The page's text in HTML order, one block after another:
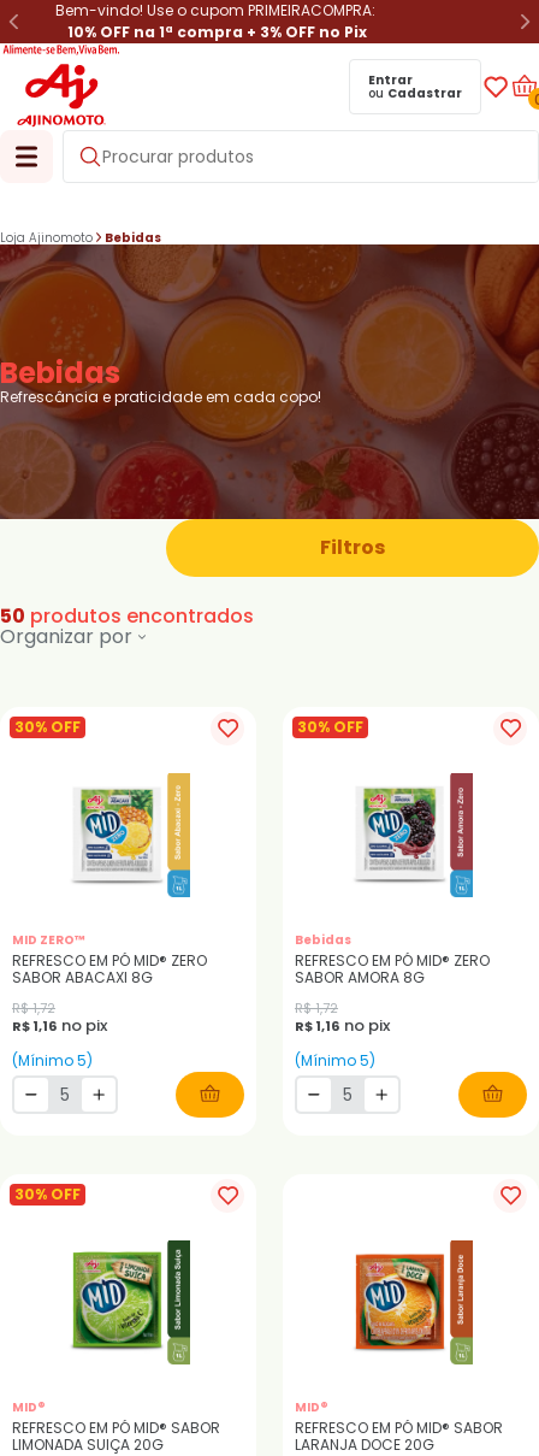
Bem-vindo! Use o cupom PRIMEIRACOMPRA:
10% OFF na 1ª compra + 3% OFF no Pix
Entrar
ou Cadastrar
Loja Ajinomoto Bebidas
Bebidas
Refrescância e praticidade em cada copo!
Filtros
50 produtos encontrados
Organizar por
30% OFF
MID ZERO™
REFRESCO EM PÓ MID® ZERO
SABOR ABACAXI 8G
R$ 1,72
R$ 1,16 no pix
(Mínimo 5)
30% OFF
Bebidas
REFRESCO EM PÓ MID® ZERO
SABOR AMORA 8G
R$ 1,72
R$ 1,16 no pix
(Mínimo 5)
30% OFF
MID®
REFRESCO EM PÓ MID® SABOR
LIMONADA SUIÇA 20G
MID®
REFRESCO EM PÓ MID® SABOR
LARANJA DOCE 20G